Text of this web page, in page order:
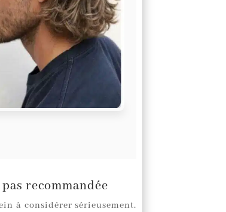
recommandée
à considérer sérieusement.